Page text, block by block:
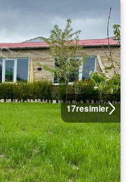
17resimler